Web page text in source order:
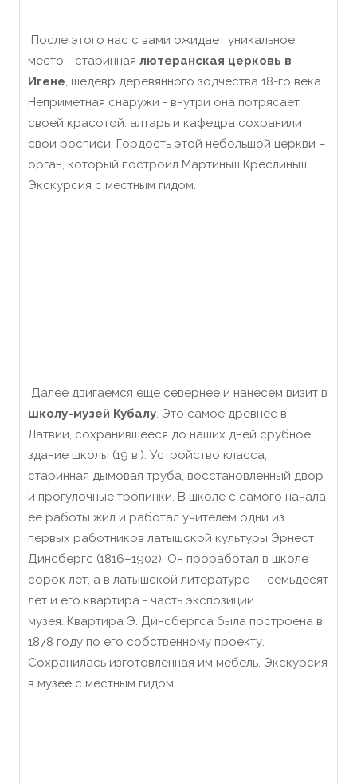
После этого нас с вами ожидает уникальное
место - старинная лютеранская церковь в
Игене, шедевр деревянного зодчества 18-го века.
Неприметная снаружи - внутри она потрясает
своей красотой: алтарь и кафедра сохранили
свои росписи. Гордость этой небольшой церкви –
орган, который построил Мартиньш Креслиньш.
Экскурсия с местным гидом.
Далее двигаемся еще севернее и нанесем визит в
школу-музей Кубалу. Это самое древнее в
Латвии, сохранившееся до наших дней срубное
здание школы (19 в.). Устройство класса,
старинная дымовая труба, восстановленный двор
и прогулочные тропинки. В школе с самого начала
ее работы жил и работал учителем одни из
первых работников латышской культуры Эрнест
Динсбергс (1816–1902). Он проработал в школе
сорок лет, а в латышской литературе — семьдесят
лет и его квартира - часть экспозиции
музея. Квартира Э. Динсбергса была построена в
1878 году по его собственному проекту.
Сохранилась изготовленная им мебель. Экскурсия
в музее с местным гидом.